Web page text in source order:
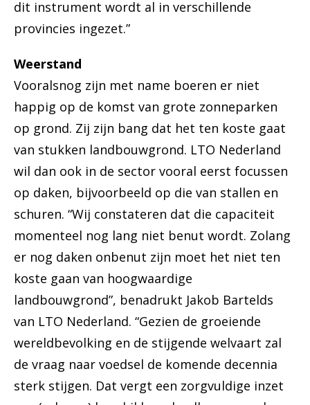
dit instrument wordt al in verschillende
provincies ingezet.”
Weerstand
Vooralsnog zijn met name boeren er niet
happig op de komst van grote zonneparken
op grond. Zij zijn bang dat het ten koste gaat
van stukken landbouwgrond. LTO Nederland
wil dan ook in de sector vooral eerst focussen
op daken, bijvoorbeeld op die van stallen en
schuren. “Wij constateren dat die capaciteit
momenteel nog lang niet benut wordt. Zolang
er nog daken onbenut zijn moet het niet ten
koste gaan van hoogwaardige
landbouwgrond”, benadrukt Jakob Bartelds
van LTO Nederland. “Gezien de groeiende
wereldbevolking en de stijgende welvaart zal
de vraag naar voedsel de komende decennia
sterk stijgen. Dat vergt een zorgvuldige inzet